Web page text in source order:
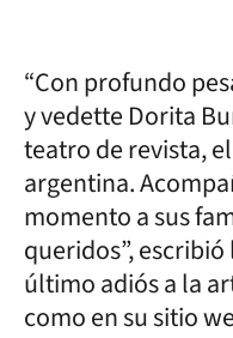
“Con profundo
y vedette Dorita
teatro de revista,
argentina.
momento a sus
queridos”,
último adiós a la
como en su sitio